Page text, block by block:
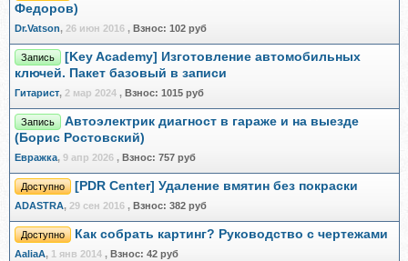
Федоров)
Dr.Vatson, 26 июн 2016 , Взнос: 102 руб
Запись
[Key Academy] Изготовление автомобильных
ключей. Пакет базовый в записи
Гитарист, 2 мар 2024 , Взнос: 1015 руб
Запись
Автоэлектрик диагност в гараже и на выезде
(Борис Ростовский)
Евражкa, 9 апр 2026 , Взнос: 757 руб
Доступно [PDR Center] Удаление вмятин без покраски
ADASTRA, 29 сен 2016 , Взнос: 382 руб
Доступно Как собрать картинг? Руководство с чертежами
AaliaA, 1 янв 2014 , Взнос: 42 руб